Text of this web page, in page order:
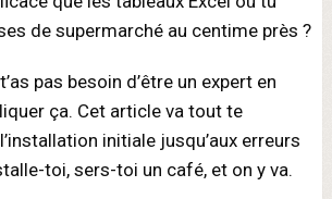
de supermarché au centime près ?
pas besoin d’être un expert en
ça. Cet article va tout te
initiale jusqu’aux erreurs
toi, sers-toi un café, et on y va.